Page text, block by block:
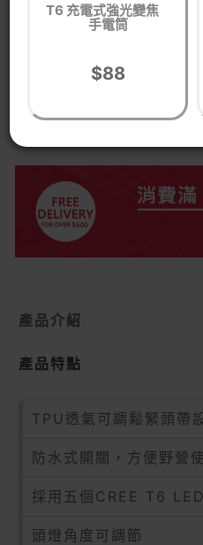
戶外及運動 露營用品
按鍵設計
產品介紹
產品特點
TPU透氣可調鬆緊頭帶
防水式開關，方便野營
採用五個CREE T6
頭燈角度可調節
T6 充電式強光變焦
手電筒
$88